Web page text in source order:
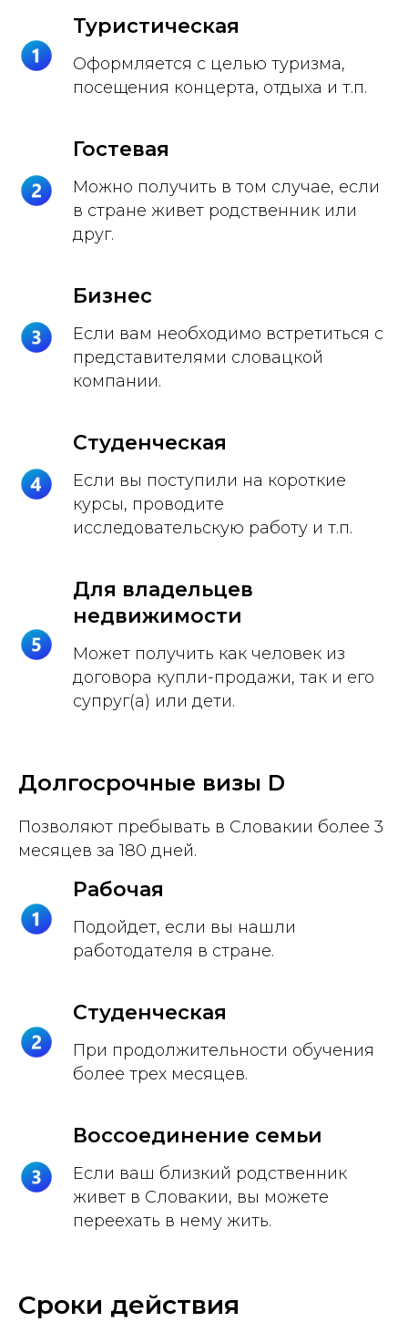
Туристическая
Оформляется с целью туризма,
посещения концерта, отдыха и т.п.
Гостевая
Можно получить в том случае, если
в стране живет родственник или
друг.
Бизнес
Если вам необходимо встретиться с
представителями словацкой
компании.
Студенческая
Если вы поступили на короткие
курсы, проводите
исследовательскую работу и т.п.
Для владельцев
недвижимости
Может получить как человек из
договора купли-продажи, так и его
супруг(а) или дети.
Долгосрочные визы D
Позволяют пребывать в Словакии более 3
месяцев за 180 дней.
Рабочая
Подойдет, если вы нашли
работодателя в стране.
Студенческая
При продолжительности обучения
более трех месяцев.
Воссоединение семьи
Если ваш близкий родственник
живет в Словакии, вы можете
переехать в нему жить.
Сроки действия